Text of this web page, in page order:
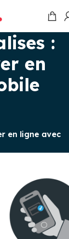
:
en
en ligne avec